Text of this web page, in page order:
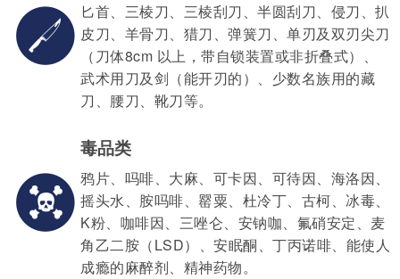
匕首、三棱刀、三棱刮刀、半圆刮刀、侵刀、扒
皮刀、羊骨刀、猎刀、弹簧刀、单刃及双刃尖刀
（刀体8cm 以上，带自锁装置或非折叠式）、
武术用刀及剑（能开刃的）、少数名族用的藏
刀、腰刀、靴刀等。
毒品类
鸦片、吗啡、大麻、可卡因、可待因、海洛因、
摇头水、胺吗啡、罂粟、杜冷丁、古柯、冰毒、
K粉、咖啡因、三唑仑、安钠咖、氟硝安定、麦
角乙二胺（LSD）、安眠酮、丁丙诺啡、能使人
成瘾的麻醉剂、精神药物。